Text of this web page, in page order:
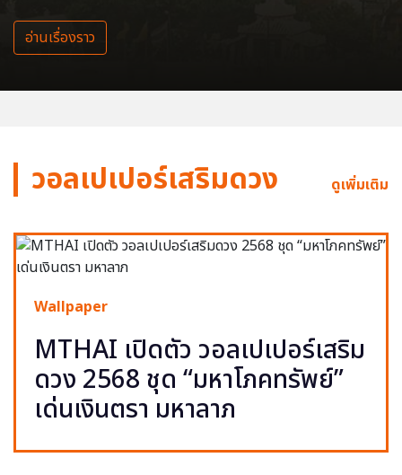
อ่านเรื่องราว
วอลเปเปอร์เสริมดวง ดูเพิ่มเติม
Wallpaper
MTHAI เปิดตัว วอลเปเปอร์เสริม
ดวง 2568 ชุด “มหาโภคทรัพย์”
เด่นเงินตรา มหาลาภ